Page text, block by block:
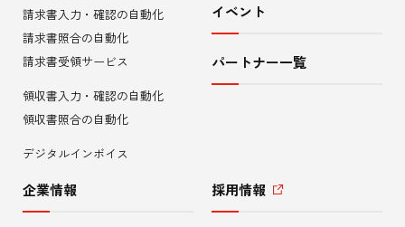
メ
ニ
ュ
ー
請求書入力・確認の自動化
請求書照合の自動化
請求書受領サービス
領収書入力・確認の自動化
領収書照合の自動化
デジタルインボイス
イベント
パートナー一覧
企業情報 採用情報